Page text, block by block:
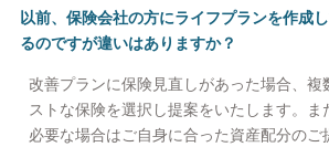
以前、保険会社の方にライフプランを作成
るのですが違いはありますか？
改善プランに保険見直しがあった場合、複
ストな保険を選択し提案をいたします。
必要な場合はご自身に合った資産配分の